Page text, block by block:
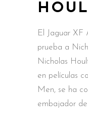
El Jaguar XF
prueba a
Nicholas
en películas
Men, se ha
embajador